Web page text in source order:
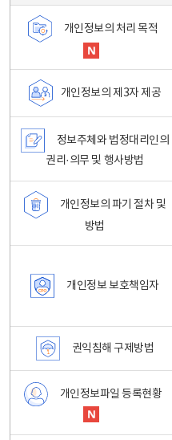
개인정보의 처리 목적
개인정보의 제3자 제공
정보주체와 법정대리인의
권리·의무 및 행사방법
개인정보의 파기 절차 및
방법
개인정보 보호책임자
권익침해 구제방법
개인정보파일 등록현황